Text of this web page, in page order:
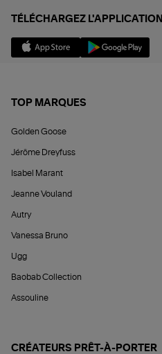
TÉLÉCHARGEZ L'APPLICATION
TOP MARQUES
Golden Goose
Jérôme Dreyfuss
Isabel Marant
Jeanne Vouland
Autry
Vanessa Bruno
Ugg
Baobab Collection
Assouline
CRÉATEURS PRÊT-À-PORTER